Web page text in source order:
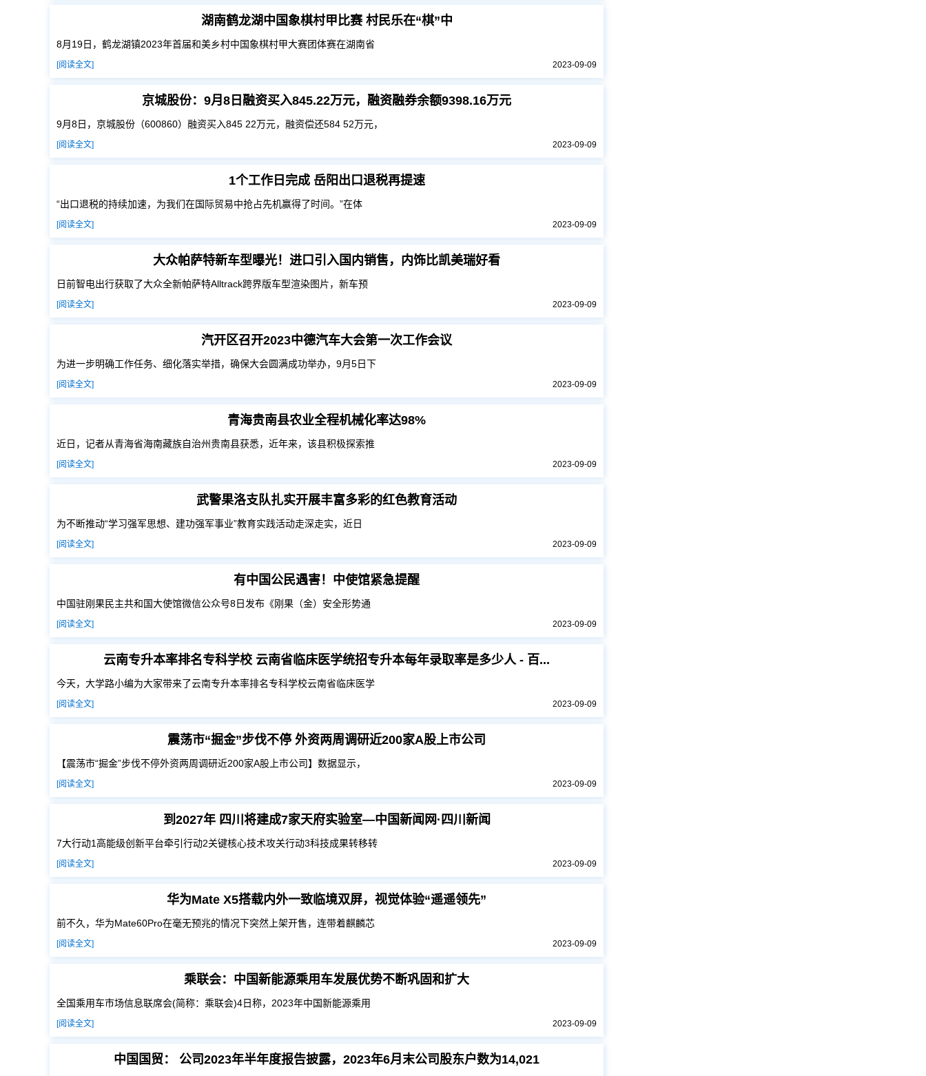
湖南鹤龙湖中国象棋村甲比赛 村民乐在“棋”中
8月19日，鹤龙湖镇2023年首届和美乡村中国象棋村甲大赛团体赛在湖南省
[阅读全文] 2023-09-09
京城股份：9月8日融资买入845.22万元，融资融券余额9398.16万元
9月8日，京城股份（600860）融资买入845 22万元，融资偿还584 52万元，
[阅读全文] 2023-09-09
1个工作日完成 岳阳出口退税再提速
“出口退税的持续加速，为我们在国际贸易中抢占先机赢得了时间。”在体
[阅读全文] 2023-09-09
大众帕萨特新车型曝光！进口引入国内销售，内饰比凯美瑞好看
日前智电出行获取了大众全新帕萨特Alltrack跨界版车型渲染图片，新车预
[阅读全文] 2023-09-09
汽开区召开2023中德汽车大会第一次工作会议
为进一步明确工作任务、细化落实举措，确保大会圆满成功举办，9月5日下
[阅读全文] 2023-09-09
青海贵南县农业全程机械化率达98%
近日，记者从青海省海南藏族自治州贵南县获悉，近年来，该县积极探索推
[阅读全文] 2023-09-09
武警果洛支队扎实开展丰富多彩的红色教育活动
为不断推动“学习强军思想、建功强军事业”教育实践活动走深走实，近日
[阅读全文] 2023-09-09
有中国公民遇害！中使馆紧急提醒
中国驻刚果民主共和国大使馆微信公众号8日发布《刚果（金）安全形势通
[阅读全文] 2023-09-09
云南专升本率排名专科学校 云南省临床医学统招专升本每年录取率是多少人 - 百...
今天，大学路小编为大家带来了云南专升本率排名专科学校云南省临床医学
[阅读全文] 2023-09-09
震荡市“掘金”步伐不停 外资两周调研近200家A股上市公司
【震荡市“掘金”步伐不停外资两周调研近200家A股上市公司】数据显示，
[阅读全文] 2023-09-09
到2027年 四川将建成7家天府实验室—中国新闻网·四川新闻
7大行动1高能级创新平台牵引行动2关键核心技术攻关行动3科技成果转移转
[阅读全文] 2023-09-09
华为Mate X5搭载内外一致临境双屏，视觉体验“遥遥领先”
前不久，华为Mate60Pro在毫无预兆的情况下突然上架开售，连带着麒麟芯
[阅读全文] 2023-09-09
乘联会：中国新能源乘用车发展优势不断巩固和扩大
全国乘用车市场信息联席会(简称：乘联会)4日称，2023年中国新能源乘用
[阅读全文] 2023-09-09
中国国贸： 公司2023年半年度报告披露，2023年6月末公司股东户数为14,021